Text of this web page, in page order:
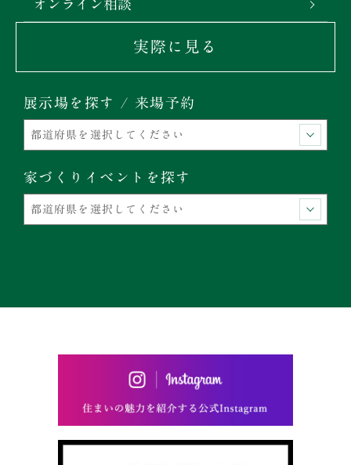
オンライン相談
実際に見る
展示場を探す / 来場予約
家づくりイベントを探す